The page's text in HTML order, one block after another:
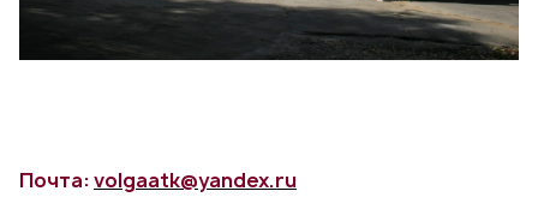
Почта:volgaatk@yandex.ru